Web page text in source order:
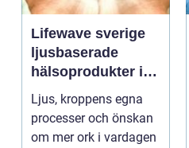
Lifewave sverige
ljusbaserade
hälsoprodukter i
fokus
Ljus, kroppens egna
processer och önskan
om mer ork i vardagen